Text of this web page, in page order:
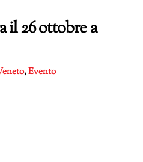
il 26 ottobre a
,Evento